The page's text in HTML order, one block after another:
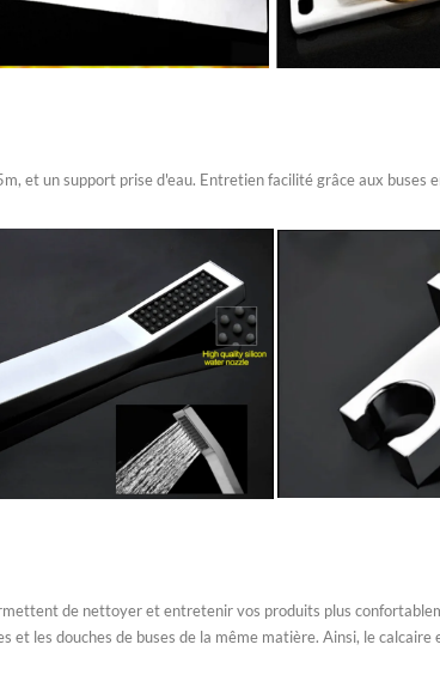
et un support prise d'eau. Entretien facilité grâce aux
de nettoyer et entretenir vos produits plus
et les douches de buses de la même matière. Ainsi, le